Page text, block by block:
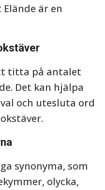
är en
titta på antalet
Det kan hjälpa
och utesluta ord
synonyma, som
olycka,